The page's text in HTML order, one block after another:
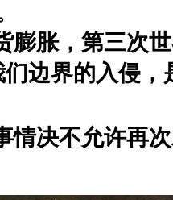
膨胀，第三次
边界的入侵，
情决不允许再